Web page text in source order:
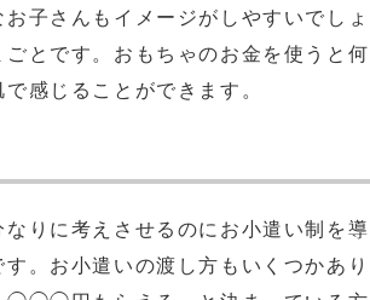
子さんもイメージがしやすいでしょ
とです。おもちゃのお金を使うと何
感じることができます。
りに考えさせるのにお小遣い制を導
。お小遣いの渡し方もいくつかあり